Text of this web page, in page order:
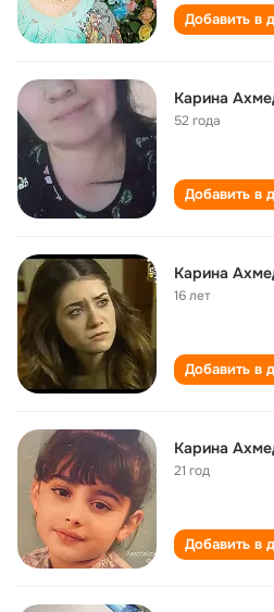
Добавить в
Карина
52 года
Добавить в
Карина
16 лет
Добавить в
Карина
21 год
Добавить в